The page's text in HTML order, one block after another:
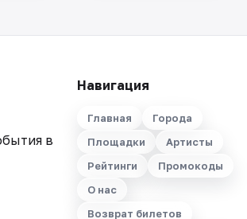
в
Навигация
Главная
Города
Площадки
Артисты
Рейтинги
Промокоды
О нас
Возврат билетов